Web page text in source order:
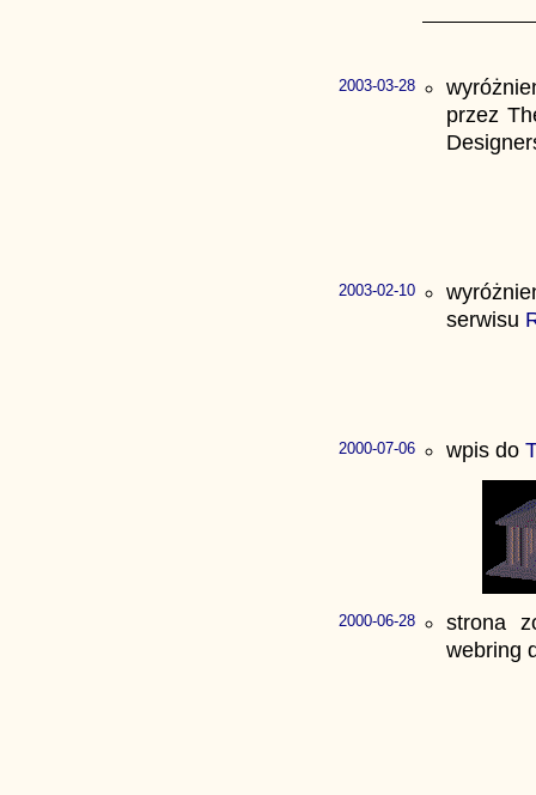
2003-03-28
przez
2003-02-10
serwisu
2000-07-06 wpis do
2000-06-28
strona
webring